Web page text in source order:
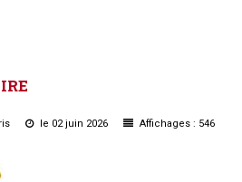
le 02 juin 2026 Affichages : 546